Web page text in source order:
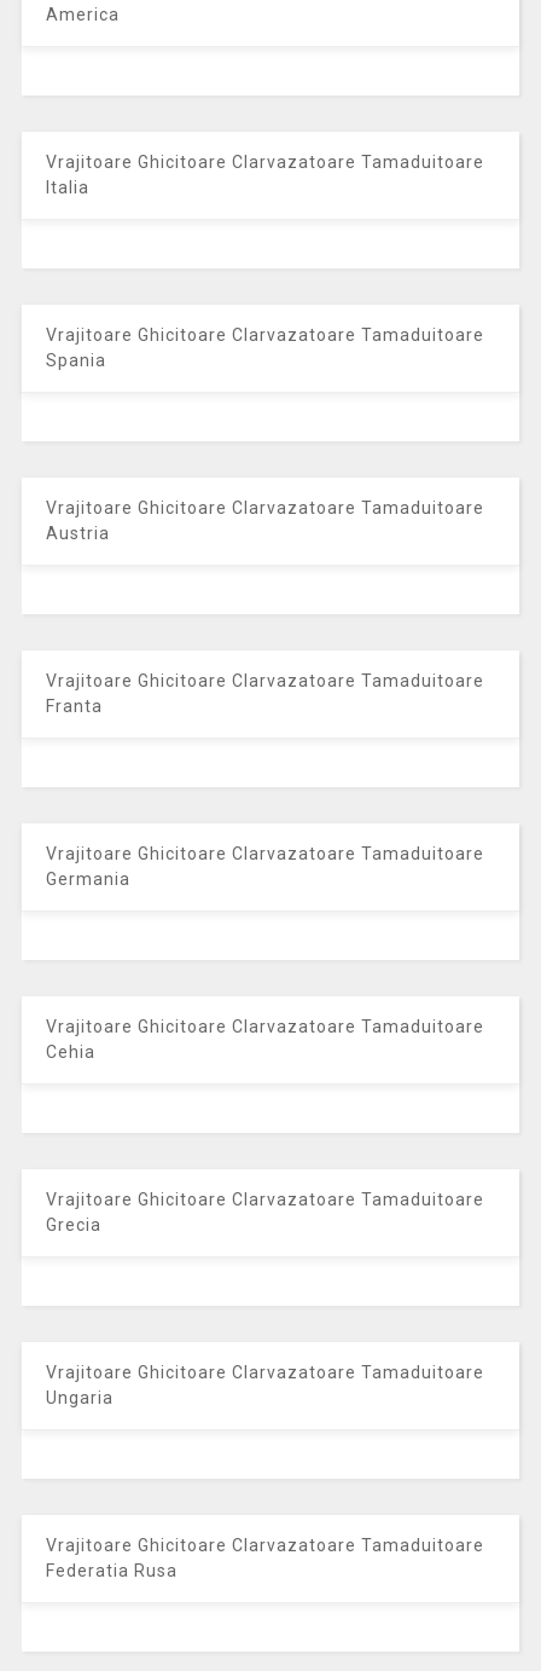
America
Vrajitoare Ghicitoare Clarvazatoare Tamaduitoare
Italia
Vrajitoare Ghicitoare Clarvazatoare Tamaduitoare
Spania
Vrajitoare Ghicitoare Clarvazatoare Tamaduitoare
Austria
Vrajitoare Ghicitoare Clarvazatoare Tamaduitoare
Franta
Vrajitoare Ghicitoare Clarvazatoare Tamaduitoare
Germania
Vrajitoare Ghicitoare Clarvazatoare Tamaduitoare
Cehia
Vrajitoare Ghicitoare Clarvazatoare Tamaduitoare
Grecia
Vrajitoare Ghicitoare Clarvazatoare Tamaduitoare
Ungaria
Vrajitoare Ghicitoare Clarvazatoare Tamaduitoare
Federatia Rusa